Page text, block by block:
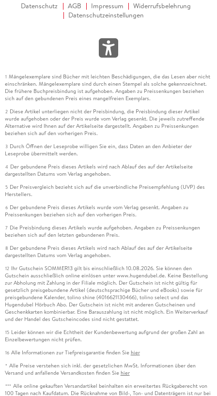
Datenschutz AGB Impressum
Widerrufsbelehrung
Datenschutzeinstellungen
1 Mängelexemplare sind Bücher mit leichten Beschädigungen, die das Lesen aber nicht
einschränken. Mängelexemplare sind durch einen Stempel als solche gekennzeichnet.
Die frühere Buchpreisbindung ist aufgehoben. Angaben zu Preissenkungen beziehen
sich auf den gebundenen Preis eines mangelfreien Exemplars.
2 Diese Artikel unterliegen nicht der Preisbindung, die Preisbindung dieser Artikel
wurde aufgehoben oder der Preis wurde vom Verlag gesenkt. Die jeweils zutreffende
Alternative wird Ihnen auf der Artikelseite dargestellt. Angaben zu Preissenkungen
beziehen sich auf den vorherigen Preis.
3 Durch Öffnen der Leseprobe willigen Sie ein, dass Daten an den Anbieter der
Leseprobe übermittelt werden.
4 Der gebundene Preis dieses Artikels wird nach Ablauf des auf der Artikelseite
dargestellten Datums vom Verlag angehoben.
5 Der Preisvergleich bezieht sich auf die unverbindliche Preisempfehlung (UVP) des
Herstellers.
6 Der gebundene Preis dieses Artikels wurde vom Verlag gesenkt. Angaben zu
Preissenkungen beziehen sich auf den vorherigen Preis.
7 Die Preisbindung dieses Artikels wurde aufgehoben. Angaben zu Preissenkungen
beziehen sich auf den letzten gebundenen Preis.
8 Der gebundene Preis dieses Artikels wird nach Ablauf des auf der Artikelseite
dargestellten Datums vom Verlag angehoben.
12 Ihr Gutschein SOMMER13 gilt bis einschließlich 10.08.2026. Sie können den
Gutschein ausschließlich online einlösen unter www.hugendubel.de. Keine Bestellung
zur Abholung mit Zahlung in der Filiale möglich. Der Gutschein ist nicht gültig für
gesetzlich preisgebundene Artikel (deutschsprachige Bücher und eBooks) sowie für
preisgebundene Kalender, tolino shine (4016621130466), tolino select und das
Hugendubel Hörbuch Abo. Der Gutschein ist nicht mit anderen Gutscheinen und
Geschenkkarten kombinierbar. Eine Barauszahlung ist nicht möglich. Ein Weiterverkauf
und der Handel des Gutscheincodes sind nicht gestattet.
15 Leider können wir die Echtheit der Kundenbewertung aufgrund der großen Zahl an
Einzelbewertungen nicht prüfen.
16 Alle Informationen zur Tiefpreisgarantie finden Sie hier
* Alle Preise verstehen sich inkl. der gesetzlichen MwSt. Informationen über den
Versand und anfallende Versandkosten finden Sie hier
*** Alle online gekauften Versandartikel beinhalten ein erweitertes Rückgaberecht von
100 Tagen nach Kaufdatum. Die Rücknahme von Bild-, Ton- und Datenträgern ist nur bei